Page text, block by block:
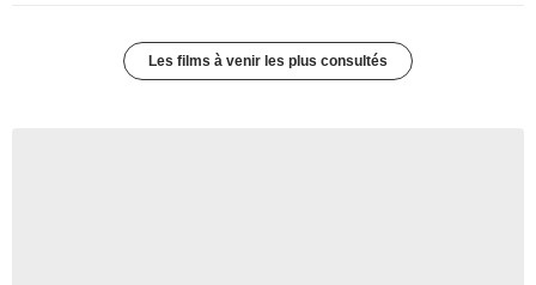
Les films à venir les plus consultés